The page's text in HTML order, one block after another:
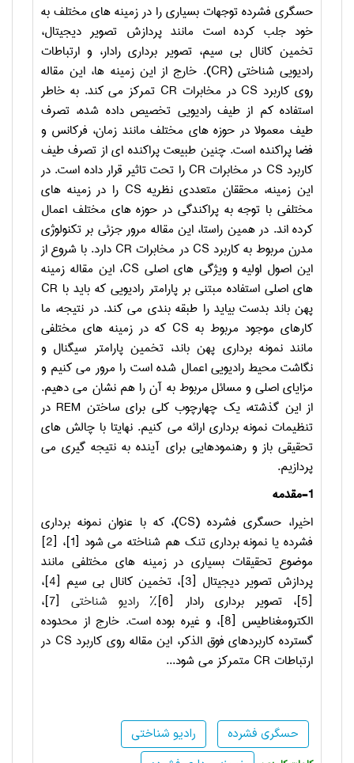
حسگری فشرده توجهات بسیاری را در زمینه های مختلف به
خود جلب کرده است مانند پردازش تصویر دیجیتال،
تخمین کانال بی سیم، تصویر برداری رادار، و ارتباطات
رادیویی شناختی (CR). خارج از این زمینه ها، این مقاله
روی کاربرد CS در مخابرات CR تمرکز می کند. به خاطر
استفاده کم از طیف رادیویی تخصیص داده شده، تصرف
طیف معمولا در حوزه های مختلف مانند زمان، فرکانس و
فضا پراکنده است. چنین طبیعت پراکنده ای از تصرف طیف
کاربرد CS در مخابرات CR را تحت تاثیر قرار داده است. در
این زمینه، محققان متعددی نظریه CS را در زمینه های
مختلفی با توجه به پراکندگی در حوزه های مختلف اعمال
کرده اند. در همین راستا، این مقاله مرور جزئی بر تکنولوژی
مدرن مربوط به کاربرد CS در مخابرات CR دارد. با شروع از
این اصول اولیه و ویژگی های اصلی CS، این مقاله زمینه
های اصلی استفاده مبتنی بر پارامتر رادیویی که باید با CR
پهن باند بدست بیاید را طبقه بندی می کند. در نتیجه، ما
کارهای موجود مربوط به CS که در زمینه های مختلفی
مانند نمونه برداری پهن باند، تخمین پارامتر سیگنال و
نگاشت محیط رادیویی اعمال شده است را مرور می کنیم و
مزایای اصلی و مسائل مربوط به آن را هم نشان می دهیم.
از این گذشته، یک چهارچوب کلی برای ساختن REM در
تنظیمات نمونه برداری ارائه می کنیم. نهایتا با چالش های
تحقیقی باز و رهنمودهایی برای آینده به نتیجه گیری می
پردازیم.
1-مقدمه
اخیرا، حسگری فشرده (CS)، که با عنوان نمونه برداری
فشرده یا نمونه برداری تنک هم شناخته می شود [1]، [2]
موضوع تحقیقات بسیاری در زمینه های مختلفی مانند
پردازش تصویر دیجیتال [3]، تخمین کانال بی سیم [4]،
[5]، تصویر برداری رادار [6]%
رادیو شناختی
[7]،
الکترومغناطیس [8]، و غیره بوده است. خارج از محدوده
گسترده کاربردهای فوق الذکر، این مقاله روی کاربرد CS در
ارتباطات CR متمرکز می شود...
رادیو شناختی
حسگری فشرده